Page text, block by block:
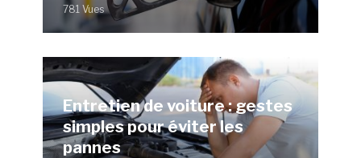
781 Vues
Entretien de voiture : gestes
simples pour éviter les
pannes